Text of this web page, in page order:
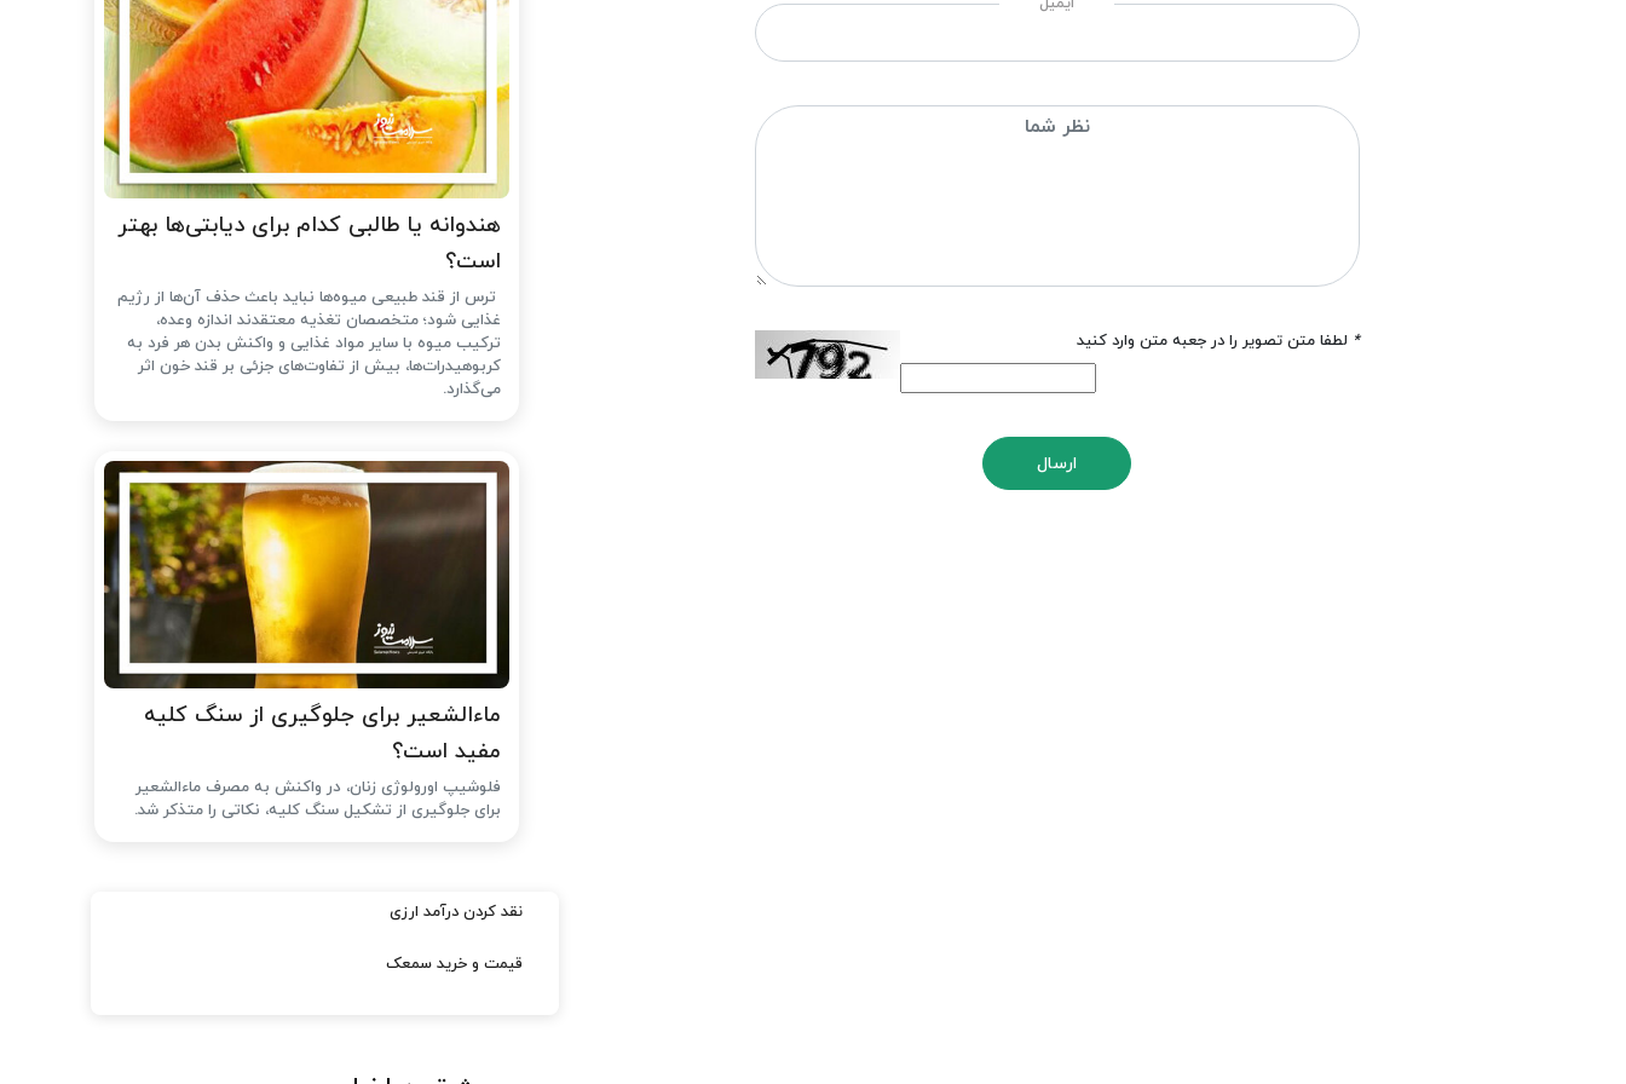
* لطفا متن تصویر را در جعبه متن وارد کنید
ارسال
هندوانه یا طالبی کدام برای دیابتی‌ها بهتر
است؟
ترس از قند طبیعی میوه‌ها نباید باعث حذف آن‌ها از رژیم
غذایی شود؛ متخصصان تغذیه معتقدند اندازه وعده،
ترکیب میوه با سایر مواد غذایی و واکنش بدن هر فرد به
کربوهیدرات‌ها، بیش از تفاوت‌های جزئی بر قند خون اثر
می‌گذارد.
ماءالشعیر برای جلوگیری از سنگ کلیه
مفید است؟
فلوشیپ اورولوژی زنان، در واکنش به مصرف ماءالشعیر
برای جلوگیری از تشکیل سنگ کلیه، نکاتی را متذکر شد.
نقد کردن درآمد ارزی
قیمت و خرید سمعک